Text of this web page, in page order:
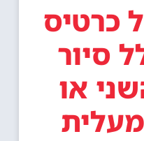
כרטיס
סיור
או